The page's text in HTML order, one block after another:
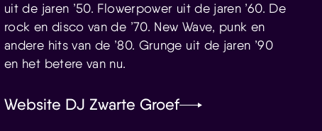
uit de jaren ’50. Flowerpower uit de jaren ’60. De
rock en disco van de ’70. New Wave, punk en
andere hits van de ’80. Grunge uit de jaren ’90
en het betere van nu.
Website DJ Zwarte Groef